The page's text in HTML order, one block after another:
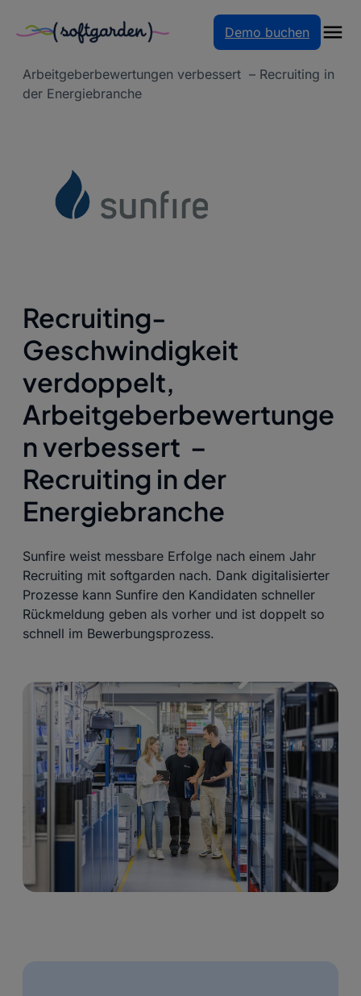
Demo buchen
Startseite–Referenzen–
Recruiting-
Arbeitgeberbewertungen verbessert – Recruiting in
der Energiebranche
Recruiting-
Geschwindigkeit
verdoppelt,
Arbeitgeberbewertunge
n verbessert –
Recruiting in der
Energiebranche
Sunfire weist messbare Erfolge nach einem Jahr
Recruiting mit softgarden nach. Dank digitalisierter
Prozesse kann Sunfire den Kandidaten schneller
Rückmeldung geben als vorher und ist doppelt so
schnell im Bewerbungsprozess.